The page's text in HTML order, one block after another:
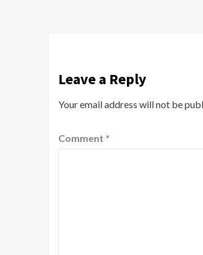
Leave a Reply
Your email address will not be
Comment *